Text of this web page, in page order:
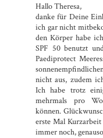
Hallo Theresa,
danke für Deine
ich gar nicht
den Körper habe
SPF 50 benutzt
Paediprotect
nicht aus, zudem
Ich habe trotz
mehrmals pro
können.
erste Mal
immer noch,